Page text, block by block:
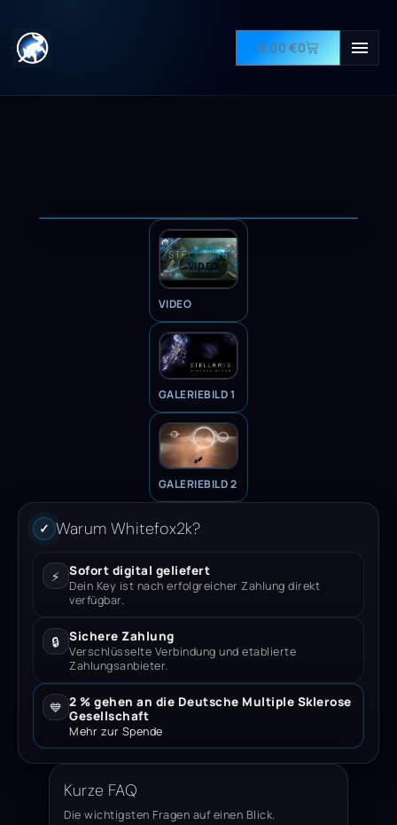
0,00€0
VIDEO
VIDEO
GALERIEBILD 1
GALERIEBILD 2
✓ Warum Whitefox2k?
⚡ Sofort digital geliefert
Dein Key ist nach erfolgreicher Zahlung direkt
verfügbar.
🔒 Sichere Zahlung
Verschlüsselte Verbindung und etablierte
Zahlungsanbieter.
💙 2 % gehen an die Deutsche Multiple Sklerose
Gesellschaft
Mehr zur Spende
Kurze FAQ
Die wichtigsten Fragen auf einen Blick.